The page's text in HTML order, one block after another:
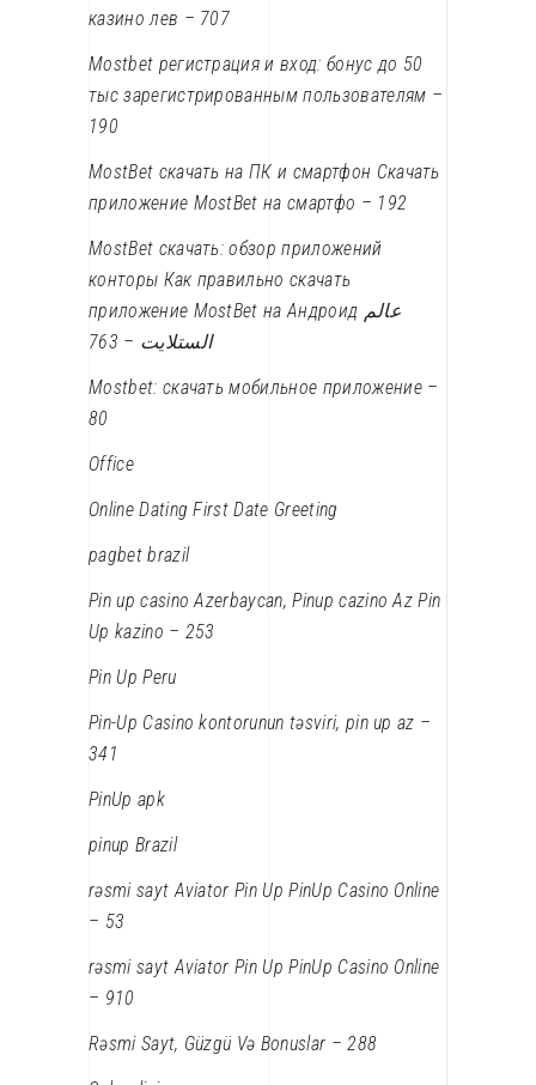
казино лев – 707
Mostbet регистрация и вход: бонус до 50
тыс зарегистрированным пользователям –
190
MostBet скачать на ПК и смартфон Скачать
приложение MostBet на смартфо – 192
MostBet скачать: обзор приложений
конторы Как правильно скачать
приложение MostBet на Андроид عالم
الستلايت – 763
Mostbet: скачать мобильное приложение –
80
Office
Online Dating First Date Greeting
pagbet brazil
Pin up casino Azerbaycan, Pinup cazino Az Pin
Up kazino – 253
Pin Up Peru
Pin-Up Casino kontorunun təsviri, pin up az –
341
PinUp apk
pinup Brazil
rəsmi sayt Aviator Pin Up PinUp Casino Online
– 53
rəsmi sayt Aviator Pin Up PinUp Casino Online
– 910
Rəsmi Sayt, Güzgü Və Bonuslar – 288